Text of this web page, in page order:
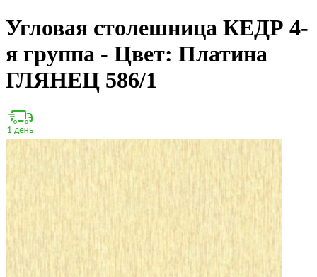
Угловая столешница КЕДР 4-
я группа - Цвет: Платина
ГЛЯНЕЦ 586/1